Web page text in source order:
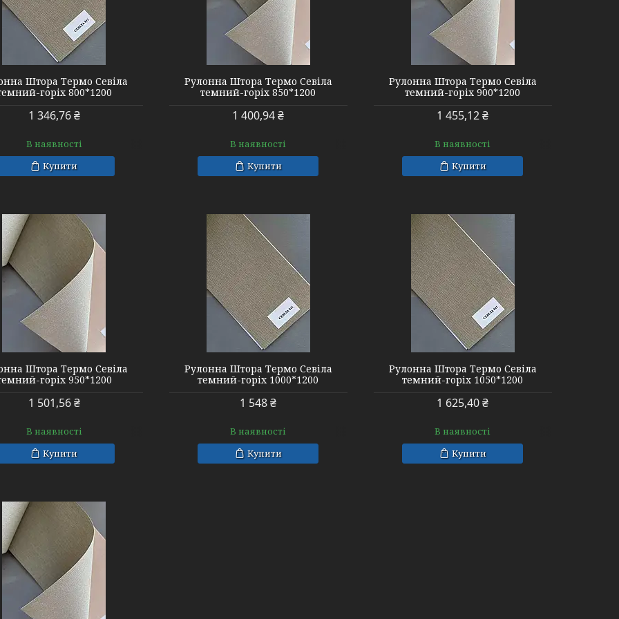
Штора Термо Севіла
горіх 800*1200
1 346,76 ₴
В наявності
Купити
Рулонна Штора Термо Севіла
темний-горіх 850*1200
1 400,94 ₴
В наявності
Купити
Рулонна Штора Термо Севіла
темний-горіх 900*1200
1 455,12 ₴
В наявності
Купити
Штора Термо Севіла
горіх 950*1200
1 501,56 ₴
В наявності
Купити
Рулонна Штора Термо Севіла
темний-горіх 1000*1200
1 548 ₴
В наявності
Купити
Рулонна Штора Термо Севіла
темний-горіх 1050*1200
1 625,40 ₴
В наявності
Купити